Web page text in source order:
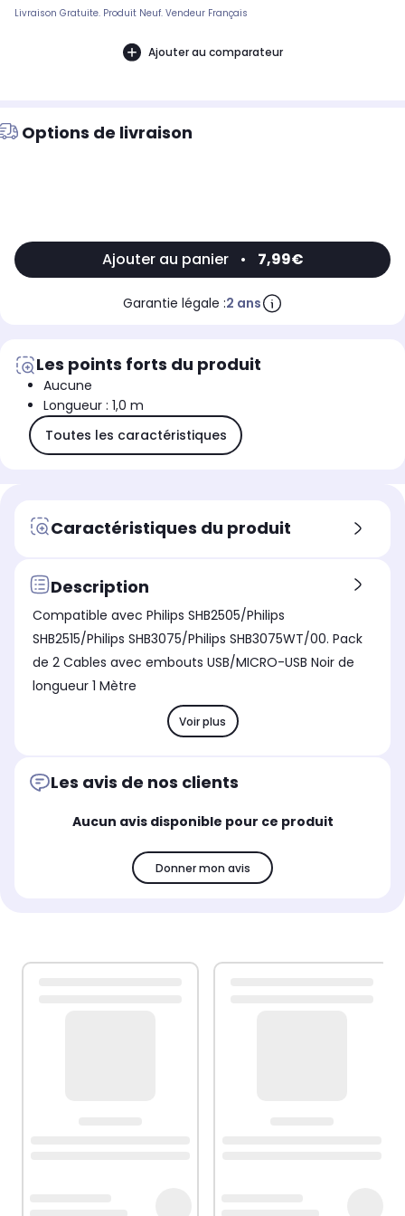
Livraison Gratuite. Produit Neuf. Vendeur Français
Ajouter au comparateur
Options de livraison
Ajouter au panier • 7,99€
Garantie légale :2 ans
Les points forts du produit
Aucune
Longueur : 1,0 m
Toutes les caractéristiques
Caractéristiques du produit
Description
Compatible avec Philips SHB2505/Philips
SHB2515/Philips SHB3075/Philips SHB3075WT/00. Pack
de 2 Cables avec embouts USB/MICRO-USB Noir de
longueur 1 Mètre
Voir plus
Les avis de nos clients
Aucun avis disponible pour ce produit
Donner mon avis